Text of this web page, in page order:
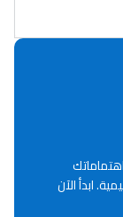
ابدأ الآن